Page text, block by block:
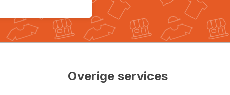
Overige services